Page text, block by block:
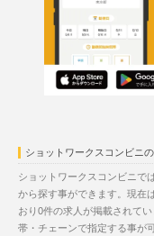
ショットワークスコンビニ
ショットワークスコンビニで
から探す事ができます。現在
おり0件の求人が掲載されて
帯・チェーンで指定する事が